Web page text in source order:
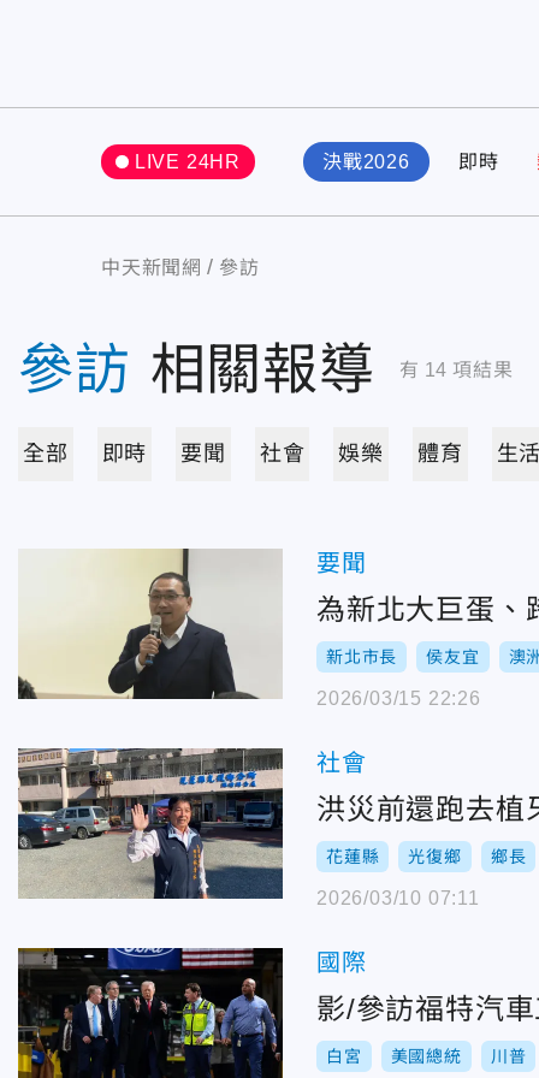
LIVE 24HR 決戰2026 即時
中天新聞網 參訪
參訪 相關報導 有 14 項結果
全部 即時 要聞 社會 娛樂 體育 生
要聞
為新北大巨蛋
新北市長 侯友宜 澳
2026/03/15 22:26
社會
洪災前還跑去植
花蓮縣 光復鄉 鄉長
2026/03/10 07:11
國際
影/參訪福特汽
白宮 美國總統 川普